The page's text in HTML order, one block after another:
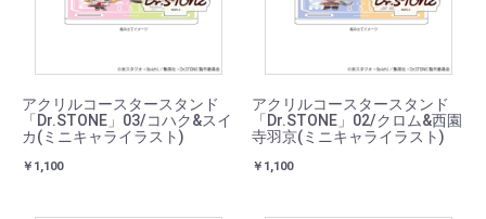
アクリルコースタースタンド
「Dr.STONE」03/コハク&スイ
カ(ミニキャライラスト)
￥1,100
アクリルコースタースタンド
「Dr.STONE」02/クロム&西園
寺羽京(ミニキャライラスト)
￥1,100